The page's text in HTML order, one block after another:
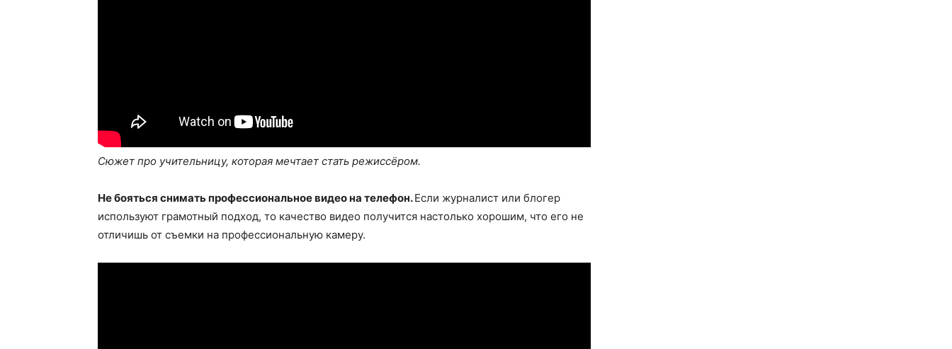
Сюжет про учительницу, которая мечтает стать режиссёром.
Не бояться снимать профессиональное видео на телефон.Если журналист или блогер
используют грамотный подход, то качество видео получится настолько хорошим, что его не
отличишь от съемки на профессиональную камеру.